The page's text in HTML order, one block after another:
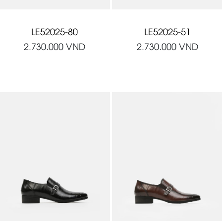
LE52025-80
2.730.000 VND
LE52025-51
2.730.000 VND